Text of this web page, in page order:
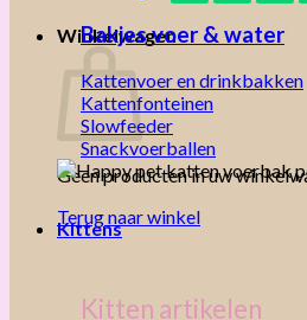
Winkelwagen
Geen producten in uw
Terug naar winkel
Bakjes voer & water
Kattenvoer en drinkbakken
Kattenfonteinen
Slowfeeder
Snackvoerballen
Kittens
Kitten artikelen